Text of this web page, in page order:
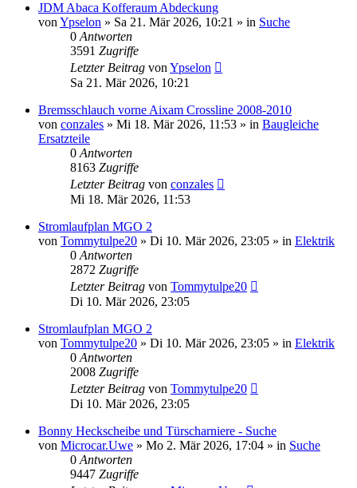
JDM Abaca Kofferaum Abdeckung
vonYpselon » Sa 21. Mär 2026, 10:21 » in Suche
0Antworten
3591 Zugriffe
Letzter Beitrag vonYpselon
Sa 21. Mär 2026, 10:21
Bremsschlauch vorne Aixam Crossline 2008-2010
von conzales » Mi 18. Mär 2026, 11:53 » in Baugleiche
Ersatzteile
0Antworten
8163 Zugriffe
Letzter Beitrag von conzales
Mi 18. Mär 2026, 11:53
Stromlaufplan MGO 2
von Tommytulpe20 » Di 10. Mär 2026, 23:05 » in Elektrik
0Antworten
2872 Zugriffe
Letzter Beitrag von Tommytulpe20
Di 10. Mär 2026, 23:05
Stromlaufplan MGO 2
von Tommytulpe20 » Di 10. Mär 2026, 23:05 » in Elektrik
0Antworten
2008 Zugriffe
Letzter Beitrag von Tommytulpe20
Di 10. Mär 2026, 23:05
Bonny Heckscheibe und Türscharniere - Suche
von Microcar.Uwe » Mo 2. Mär 2026, 17:04 » in Suche
0Antworten
9447 Zugriffe